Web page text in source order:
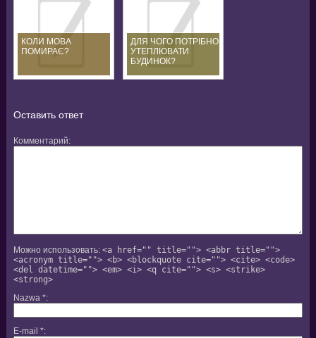
КОЛИ МОВА
ПОМИРАЄ?
ДЛЯ ЧОГО ПОТРІБНО
УТЕПЛЮВАТИ
БУДИНОК?
Оставить ответ
Комментарий
Можно использовать: <a href="" title=""> <abbr title="">
<acronym title=""> <b> <blockquote cite=""> <cite> <code>
<del datetime=""> <em> <i> <q cite=""> <s> <strike>
<strong>
Nazwa *
E-mail *